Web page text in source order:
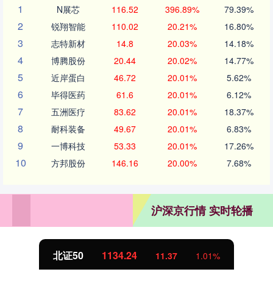
1
N展芯 116.52 396.89% 79.39%
2 锐翔智能 110.02 20.21% 16.80%
3 志特新材 14.8 20.03% 14.18%
4 博腾股份 20.44 20.02% 14.77%
5 近岸蛋白 46.72 20.01% 5.62%
6 毕得医药 61.6 20.01% 6.12%
7 五洲医疗 83.62 20.01% 18.37%
8 耐科装备 49.67 20.01% 6.83%
9 一博科技 53.33 20.01% 17.26%
10 方邦股份 146.16 20.00% 7.68%
沪深京行情 实时轮播
北证50 1134.24 11.37 1.01%